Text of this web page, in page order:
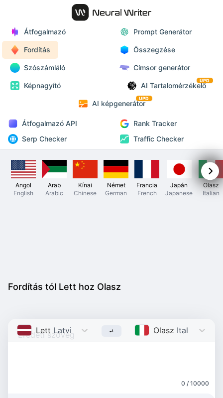
Átfogalmazó Prompt Generátor
Fordítás Összegzése
Szószámláló Címsor generátor
Képnagyító AI Tartalomérzékelő
UPD
AI képgenerátor
UPD
Átfogalmazó API
Rank Tracker
Serp Checker
Traffic Checker
Angol
English
Arab
Arabic
Kínai
Chinese
Német
German
Francia
French
Japán
Japanese
Olasz
Italian
Fordítás tól Lett hoz Olasz
Lett Latvian Olasz Italian
0 / 10000